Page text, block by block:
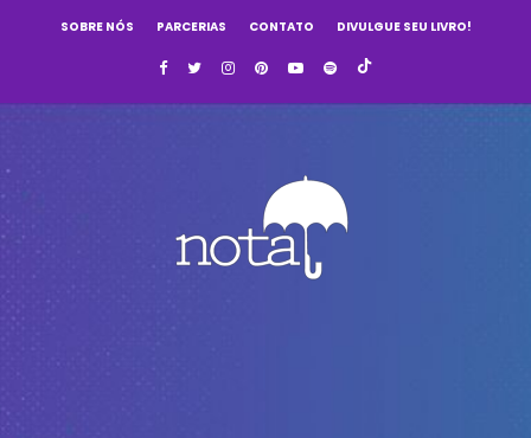
SOBRE NÓS PARCERIAS CONTATO DIVULGUE SEU LIVRO!